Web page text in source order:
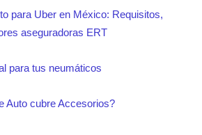
para Uber en México: Requisitos,
aseguradoras ERT
para tus neumáticos
Auto cubre Accesorios?